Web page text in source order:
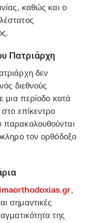
καθώς και ο
Πατριάρχη
δεν
διεθνούς
μια περίοδο κατά
επίκεντρο
παρακολουθούνται
τον ορθόδοξο
,
σημαντικές
της